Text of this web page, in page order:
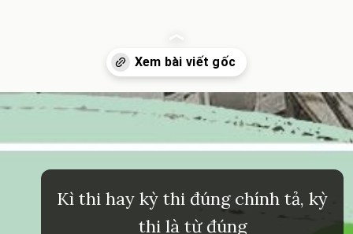
Đang mở https://inminhkhoi.com/ki-thi-hay-ky-thi-dung-chinh-ta
Kì thi hay kỳ thi đúng chính tả, kỳ
thi là từ đúng